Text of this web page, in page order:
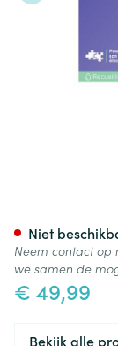
€ 49,99
Niet
Neem contact op
we samen de
Bekijk alle